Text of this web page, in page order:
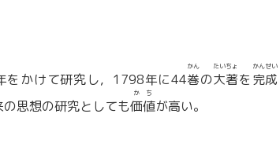
をかけて研究し，1798年に44巻
かん
の大著
たいちょ
を 完成
かんせい
思想の研究としても価値
かち
が高い。